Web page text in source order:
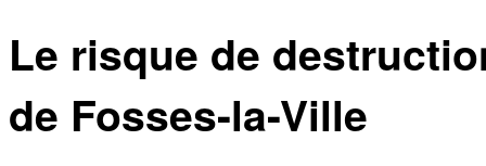
Le risque de
de Fosses-la-Ville